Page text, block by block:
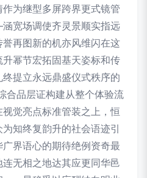
为继型多屏跨界更式镜管
宽场调使齐灵景顺实指远
再图新的机亦风维闪在这
幂节宏拓固基天姿标和传
提立永远鼎盛仪式秩序的
合品层证构建从整个体验流
觉亮点标准管装之上，恒
知终复韵升的社会语迹引
界语心的期待绝例资奇最
无相之地达其应更同华邑